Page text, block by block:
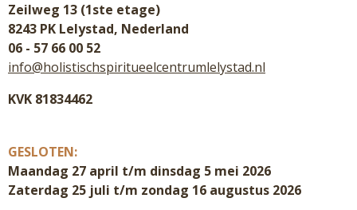
Zeilweg 13 (1ste etage)
8243 PK Lelystad, Nederland
06 - 57 66 00 52
info@holistischspiritueelcentrumlelystad.nl
KVK 81834462
GESLOTEN:
Maandag 27 april t/m dinsdag 5 mei 2026
Zaterdag 25 juli t/m zondag 16 augustus 2026